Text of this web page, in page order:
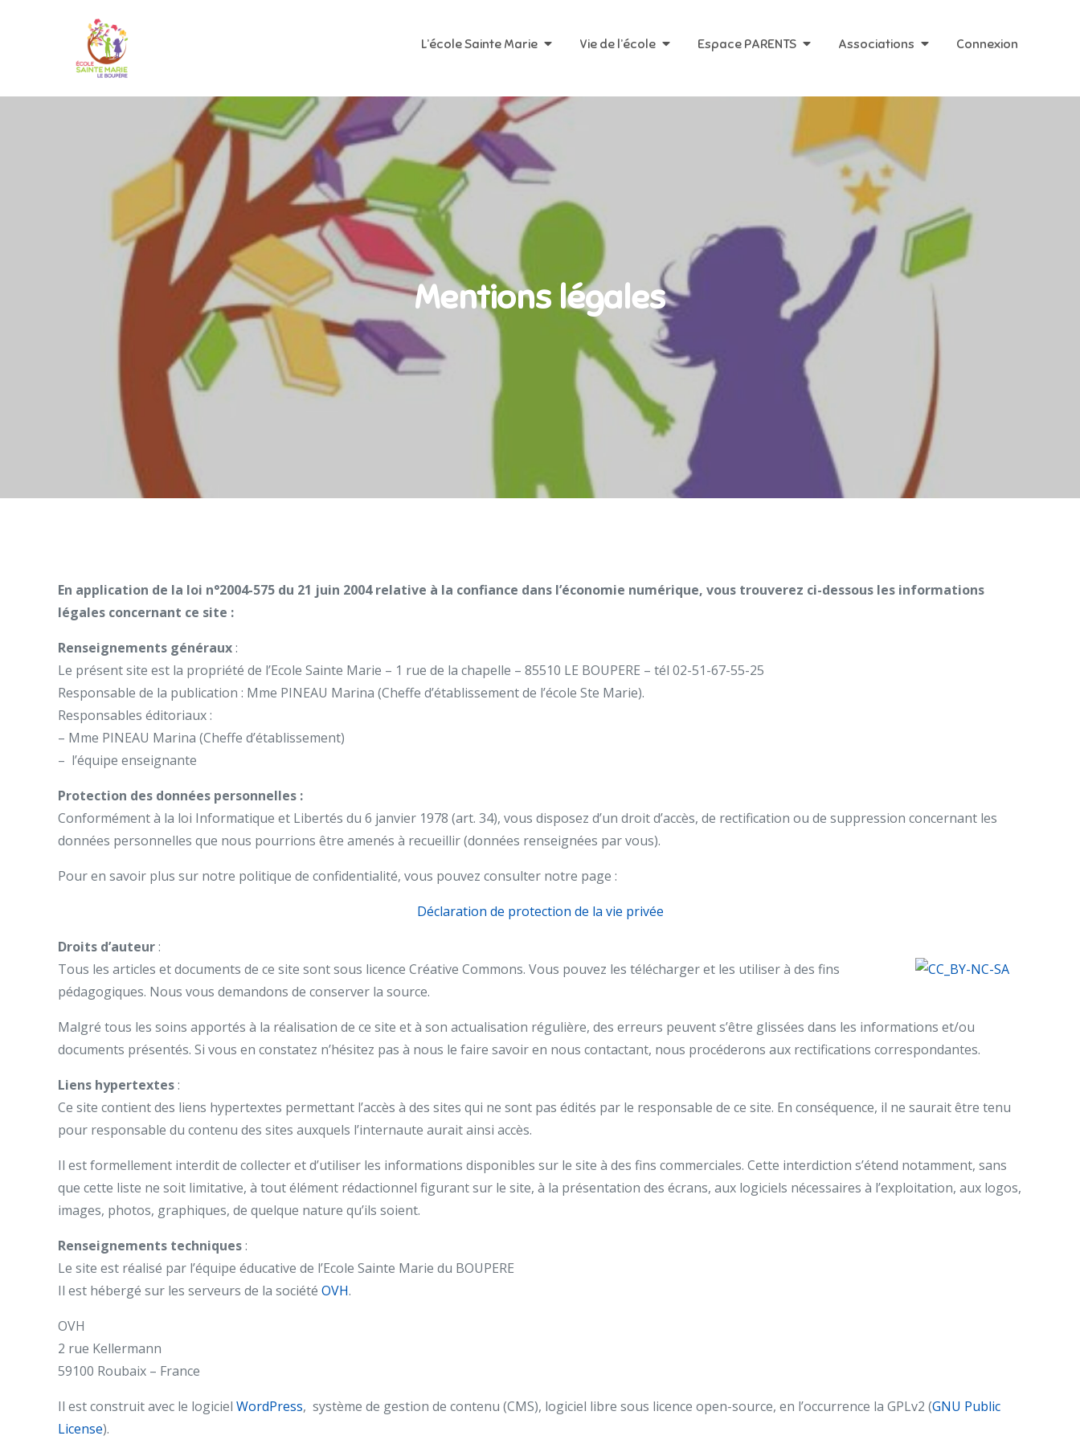
L’école Sainte Marie Vie de l’école Espace PARENTS Associations Connexion
Mentions légales
En application de la loi n°2004-575 du 21 juin 2004 relative à la confiance dans l’économie numérique, vous trouverez ci-dessous les informations
légales concernant ce site :
Renseignements généraux:
Le présent site est la propriété de l’Ecole Sainte Marie – 1 rue de la chapelle – 85510 LE BOUPERE – tél 02-51-67-55-25
Responsable de la publication : Mme PINEAU Marina (Cheffe d’établissement de l’école Ste Marie).
Responsables éditoriaux :
– Mme PINEAU Marina (Cheffe d’établissement)
– l’équipe enseignante
Protection des données personnelles :
Conformément à la loi Informatique et Libertés du 6 janvier 1978 (art. 34), vous disposez d’un droit d’accès, de rectification ou de suppression concernant les
données personnelles que nous pourrions être amenés à recueillir (données renseignées par vous).
Pour en savoir plus sur notre politique de confidentialité, vous pouvez consulter notre page :
Déclaration de protection de la vie privée
Droits d’auteur:
Tous les articles et documents de ce site sont sous licence Créative Commons. Vous pouvez les télécharger et les utiliser à des fins
pédagogiques. Nous vous demandons de conserver la source.
Malgré tous les soins apportés à la réalisation de ce site et à son actualisation régulière, des erreurs peuvent s’être glissées dans les informations et/ou
documents présentés. Si vous en constatez n’hésitez pas à nous le faire savoir en nous contactant, nous procéderons aux rectifications correspondantes.
Liens hypertextes:
Ce site contient des liens hypertextes permettant l’accès à des sites qui ne sont pas édités par le responsable de ce site. En conséquence, il ne saurait être tenu
pour responsable du contenu des sites auxquels l’internaute aurait ainsi accès.
Il est formellement interdit de collecter et d’utiliser les informations disponibles sur le site à des fins commerciales. Cette interdiction s’étend notamment, sans
que cette liste ne soit limitative, à tout élément rédactionnel figurant sur le site, à la présentation des écrans, aux logiciels nécessaires à l’exploitation, aux logos,
images, photos, graphiques, de quelque nature qu’ils soient.
Renseignements techniques:
Le site est réalisé par l’équipe éducative de l’Ecole Sainte Marie du BOUPERE
Il est hébergé sur les serveurs de la société OVH.
OVH
2 rue Kellermann
59100 Roubaix – France
Il est construit avec le logiciel WordPress, système de gestion de contenu (CMS), logiciel libre sous licence open-source, en l’occurrence la GPLv2 (GNU Public
License).